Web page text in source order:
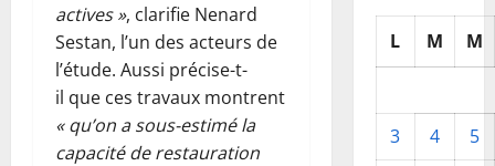
actives », clarifie Nenard
Sestan, l’un des acteurs de
l’étude. Aussi précise-t-
il que ces travaux montrent
« qu’on a sous-estimé la
capacité de restauration
L M M
3 4
5